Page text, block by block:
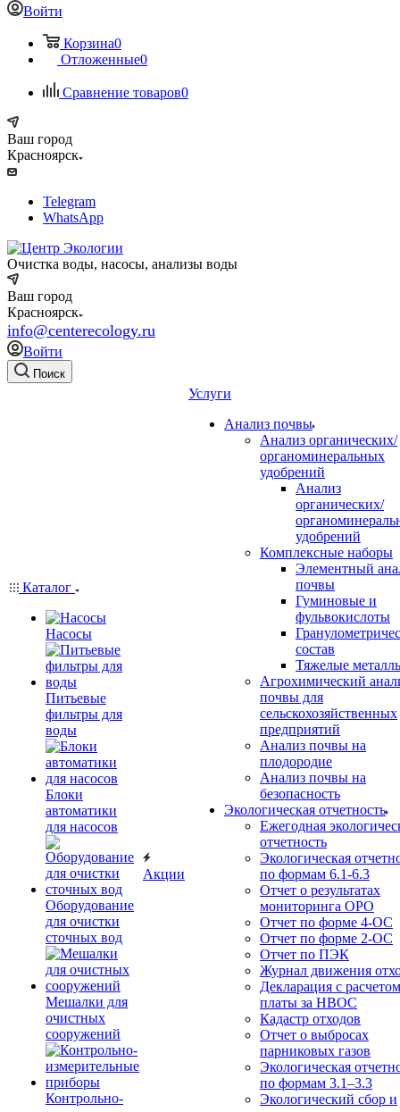
Войти
Корзина0
Отложенные0
Сравнение товаров0
Ваш город
Красноярск
Telegram
WhatsApp
Очистка воды, насосы, анализы воды
Ваш город
Красноярск
info@centerecology.ru
Войти
Поиск
Каталог
Насосы
Питьевые
фильтры для
воды
Блоки
автоматики
для насосов
Оборудование
для очистки
сточных вод
Мешалки для
очистных
сооружений
Контрольно-
Акции
Услуги
Анализ почвы
Анализ органических/
органоминеральных
удобрений
Анализ
органических/
удобрений
Комплексные наборы
Элементный
почвы
Гуминовые и
фульвокислоты
состав
Тяжелые
Агрохимический
почвы для
сельскохозяйственных
предприятий
Анализ почвы на
плодородие
Анализ почвы на
безопасность
Экологическая отчетность
Ежегодная
отчетность
Экологическая
по формам 6.1-6.3
Отчет о результатах
мониторинга ОРО
Отчет по форме 4-ОС
Отчет по форме 2-ОС
Отчет по ПЭК
Журнал движения
Декларация с расчетом
платы за НВОС
Кадастр отходов
Отчет о выбросах
парниковых газов
Экологическая
по формам 3.1–3.3
Экологический сбор и